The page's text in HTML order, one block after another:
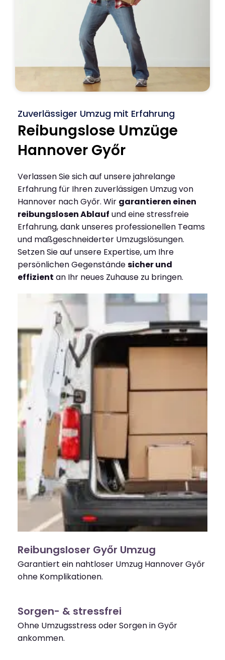
Zuverlässiger Umzug mit Erfahrung
Reibungslose Umzüge
Hannover Győr
Verlassen Sie sich auf unsere jahrelange
Erfahrung für Ihren zuverlässigen Umzug von
Hannover nach Győr. Wir garantieren einen
reibungslosen Ablauf und eine stressfreie
Erfahrung, dank unseres professionellen Teams
und maßgeschneiderter Umzugslösungen.
Setzen Sie auf unsere Expertise, um Ihre
persönlichen Gegenständesicher und
effizient an Ihr neues Zuhause zu bringen.
Reibungsloser Győr Umzug
Garantiert ein nahtloser Umzug Hannover Győr
ohne Komplikationen.
Sorgen- & stressfrei
Ohne Umzugsstress oder Sorgen in Győr
ankommen.